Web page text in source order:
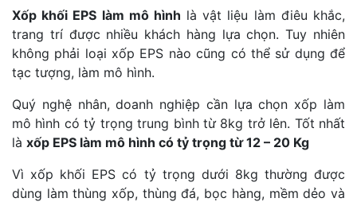
Xốp khối EPS làm mô hình là vật liệu làm điêu khắc,
trang trí được nhiều khách hàng lựa chọn. Tuy nhiên
không phải loại xốp EPS nào cũng có thể sử dụng để
tạc tượng, làm mô hình.
Quý nghệ nhân, doanh nghiệp cần lựa chọn xốp làm
mô hình có tỷ trọng trung bình từ 8kg trở lên. Tốt nhất
là xốp EPS làm mô hình có tỷ trọng từ 12 – 20 Kg
Vì xốp khối EPS có tỷ trọng dưới 8kg thường được
dùng làm thùng xốp, thùng đá, bọc hàng, mềm dẻo và